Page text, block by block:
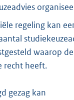
regeling kan
waarop de
recht heeft.
gezag kan